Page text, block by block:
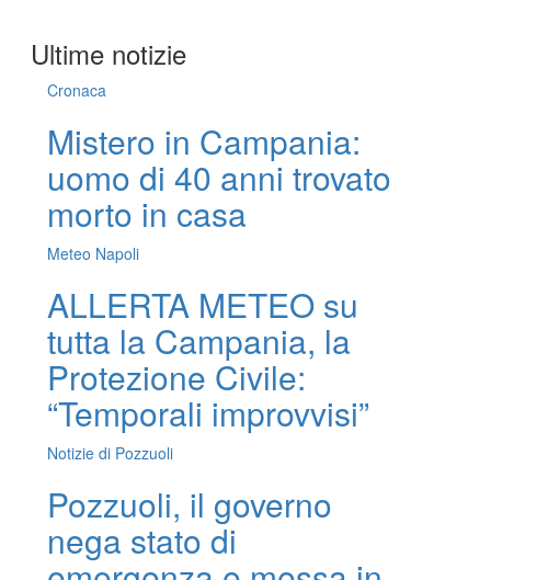
Ultime notizie
Cronaca
Mistero in Campania:
uomo di 40 anni trovato
morto in casa
Meteo Napoli
ALLERTA METEO su
tutta la Campania, la
Protezione Civile:
“Temporali improvvisi”
Notizie di Pozzuoli
Pozzuoli, il governo
nega stato di